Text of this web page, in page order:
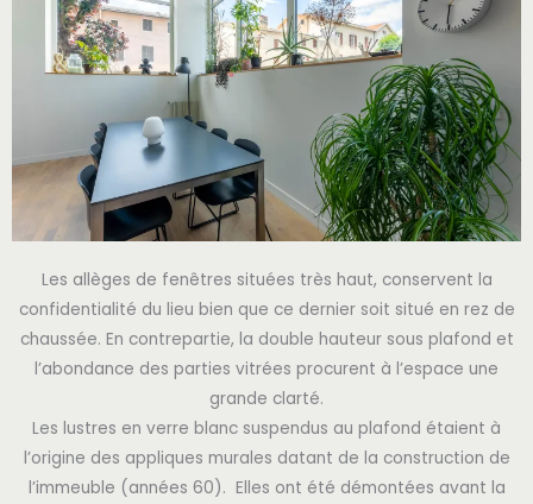
Les allèges de fenêtres situées très haut, conservent la
confidentialité du lieu bien que ce dernier soit situé en rez de
chaussée. En contrepartie, la double hauteur sous plafond et
l’abondance des parties vitrées procurent à l’espace une
grande clarté.
Les lustres en verre blanc suspendus au plafond étaient à
l’origine des appliques murales datant de la construction de
l’immeuble (années 60). Elles ont été démontées avant la